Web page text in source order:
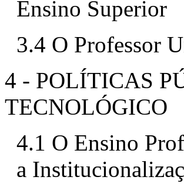
Ensino Superior
3.4 O Professor
4 - POLÍTICAS
TECNOLÓGICO
4.1 O Ensino
a